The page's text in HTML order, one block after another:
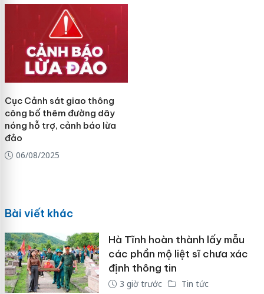
Cục Cảnh sát giao thông
công bố thêm đường dây
nóng hỗ trợ, cảnh báo lừa
đảo
06/08/2025
Bài viết khác
Hà Tĩnh hoàn thành lấy mẫu
các phần mộ liệt sĩ chưa xác
định thông tin
3 giờ trước Tin tức